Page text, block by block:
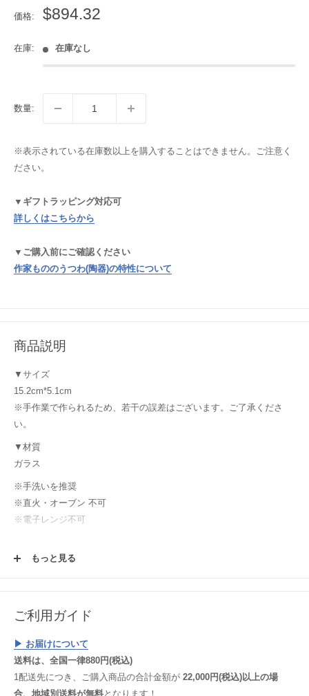
価格:
販
価
$894.32
在庫: 在庫なし
数量:
※表示されている在庫数以上を購入することはできません。ご注意く
ださい。
▼ギフトラッピング対応可
詳しくはこちらから
▼ご購入前にご確認ください
作家もののうつわ(陶器)の特性について
商品説明
▼サイズ
15.2cm*5.1cm
※手作業で作られるため、若干の誤差はございます。ご了承くださ
い。
▼材質
ガラス
※手洗いを推奨
※直火・オーブン 不可
※電子レンジ不可
使用する土や釉薬、焼成時の炎のかげん等により、毎窯ごとにうつわ
は、それぞれのパソコン環境においても、うつわの色・雰囲気に差異
が生じてしまいますことご理解いただけると幸いです。
【商品紹介】
美しい曲線で手触りも柔らかく、安心感のある厚みはとても持ちやす
いです。ガラスに光が差した時にテーブルに映し出される影までもが
もっと見る
ご利用ガイド
▶︎ お届けについて
送料は、全国一律880円(税込)
1配送先につき、ご購入商品の合計金額が 22,000円(税込)以上の場
合、地域別送料が無料となります！